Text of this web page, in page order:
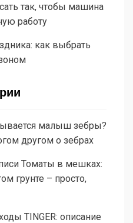
так, чтобы машина
работу
как выбрать
малыш зебры?
другом о зебрах
Томаты в мешках:
грунте – просто,
TINGER: описание